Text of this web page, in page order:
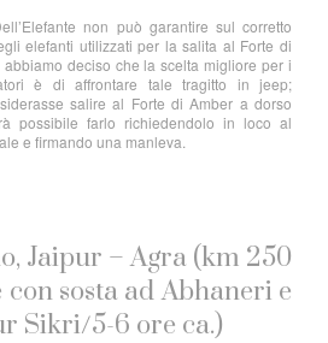
non può garantire sul corretto
elefanti utilizzati per la salita al Forte di
abbiamo deciso che la scelta migliore per i
è di affrontare tale tragitto in jeep;
salire al Forte di Amber a dorso
possibile farlo richiedendolo in loco al
e firmando una manleva.
Jaipur – Agra (km 250
sosta ad Abhaneri e
Sikri/5-6 ore ca.)